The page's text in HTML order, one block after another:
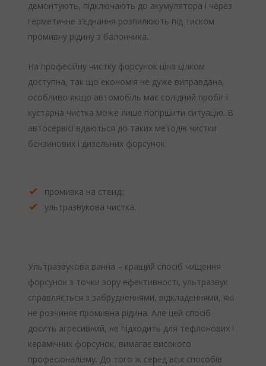
демонтують, підключають до акумулятора і через
герметичне з’єднання розпилюють під тиском
промивну рідину з балончика.
На професійну чистку форсунок ціна цілком
доступна, так що економія не дуже виправдана,
особливо якщо автомобіль має солідний пробіг і
кустарна чистка може лише погіршити ситуацію. В
автосервісі вдаються до таких методів чистки
бензинових і дизельних форсунок:
промивка на стенді;
ультразвукова чистка.
Ультразвукова ванна – кращий спосіб чищення
форсунок з точки зору ефективності, ультразвук
справляється з забрудненнями, відкладеннями, які
не розчиняє промивна рідина. Але цей спосіб
досить агресивний, не підходить для тефлонових і
керамічних форсунок, вимагає високого
професіоналізму. До того ж серед всіх способів